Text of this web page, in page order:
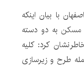
با بیان اینکه
مسکنبه دو دسته
کرد: کلیه
طرح و زیرسازی